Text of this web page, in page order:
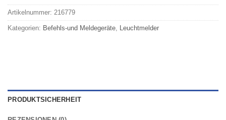
Artikelnummer: 216779
Kategorien: Befehls-und Meldegeräte Leuchtmelder
PRODUKTSICHERHEIT